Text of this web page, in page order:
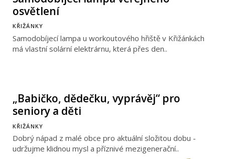
osvětlení
KŘIŽÁNKY
Samodobíjecí lampa u workoutového hřiště v Křižánkách
má vlastní solární elektrárnu, která přes den..
„Babičko, dědečku, vyprávěj“ pro
seniory a děti
KŘIŽÁNKY
Dobrý nápad z malé obce pro aktuální složitou dobu -
udržujme klidnou mysl a příznivé mezigenerační..